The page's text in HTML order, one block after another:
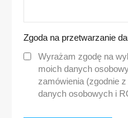
Zgoda na przetwarzanie
Wyrażam zgodę na
moich danych
zamówienia (zgodnie
danych osobowych i